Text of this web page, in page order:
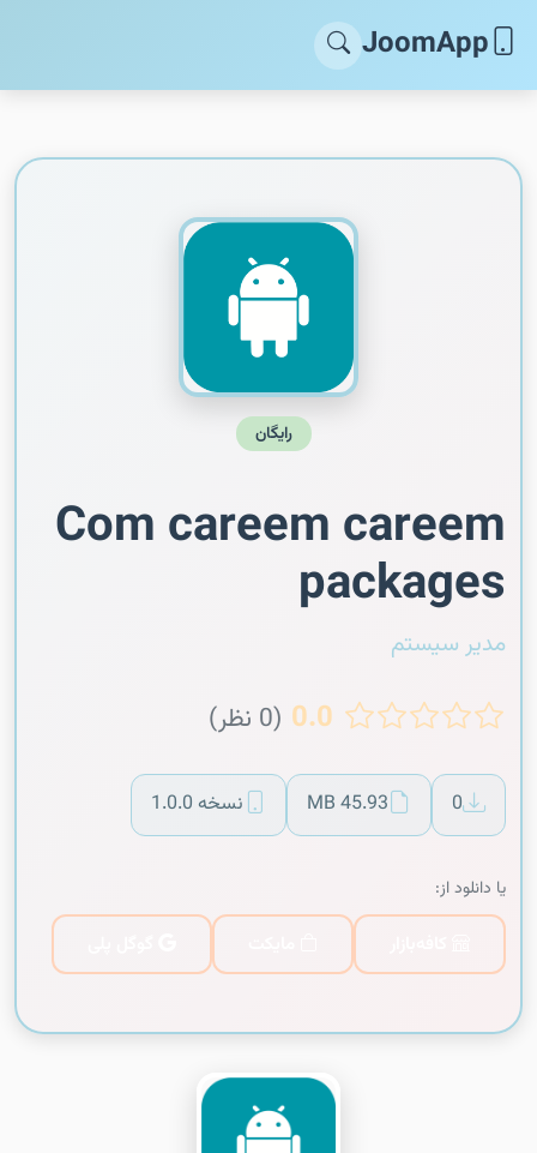
JoomApp
رایگان
Com careem careem
packages
مدیر سیستم
0.0 (0 نظر)
0
45.93 MB نسخه 1.0.0
یا دانلود از: